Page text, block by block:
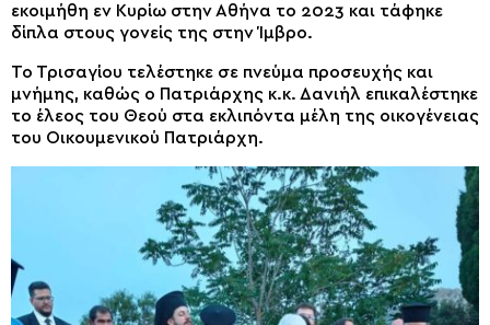
εκοιμήθη εν Κυρίω στην Αθήνα το 2023 και τάφηκε
δίπλα στους γονείς της στην Ίμβρο.
Το Τρισαγίου τελέστηκε σε πνεύμα προσευχής και
μνήμης, καθώς ο Πατριάρχης κ.κ. Δανιήλ επικαλέστηκε
το έλεος του Θεού στα εκλιπόντα μέλη της οικογένειας
του Οικουμενικού Πατριάρχη.